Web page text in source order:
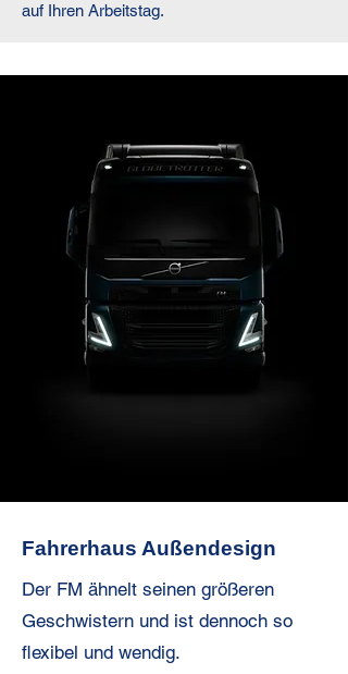
auf Ihren Arbeitstag.
Fahrerhaus Außendesign
Der FM ähnelt seinen größeren
Geschwistern und ist dennoch so
flexibel und wendig.